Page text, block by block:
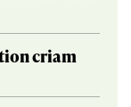
criam